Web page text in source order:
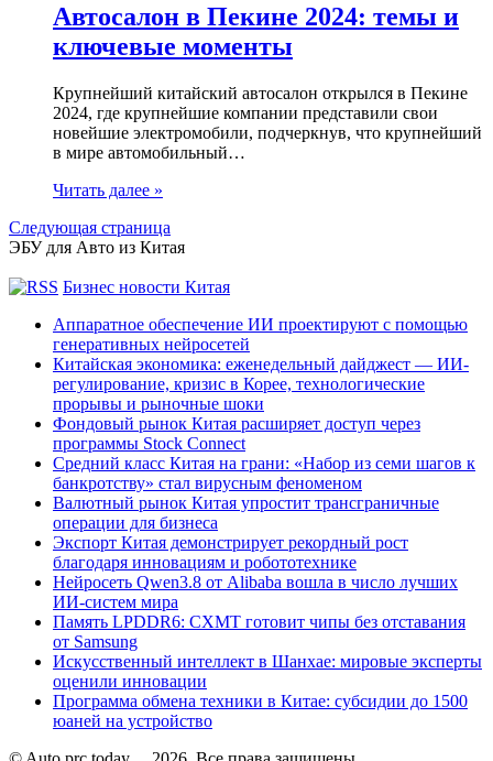
Автосалон в Пекине 2024: темы и
ключевые моменты
Крупнейший китайский автосалон открылся в Пекине
2024, где крупнейшие компании представили свои
новейшие электромобили, подчеркнув, что крупнейший
в мире автомобильный…
Читать далее »
Следующая страница
ЭБУ для Авто из Китая
Бизнес новости Китая
Аппаратное обеспечение ИИ проектируют с помощью
генеративных нейросетей
Китайская экономика: еженедельный дайджест — ИИ-
регулирование, кризис в Корее, технологические
прорывы и рыночные шоки
Фондовый рынок Китая расширяет доступ через
программы Stock Connect
Средний класс Китая на грани: «Набор из семи шагов к
банкротству» стал вирусным феноменом
Валютный рынок Китая упростит трансграничные
операции для бизнеса
Экспорт Китая демонстрирует рекордный рост
благодаря инновациям и робототехнике
Нейросеть Qwen3.8 от Alibaba вошла в число лучших
ИИ-систем мира
Память LPDDR6: CXMT готовит чипы без отставания
от Samsung
Искусственный интеллект в Шанхае: мировые эксперты
оценили инновации
Программа обмена техники в Китае: субсидии до 1500
юаней на устройство